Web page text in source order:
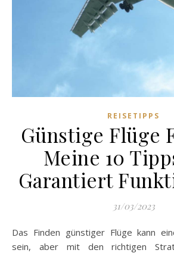
REISETIPPS
Günstige Flüge
Meine 10
Garantiert
31/03/2023
Das Finden günstiger Flüge kann eine Herausforderung
sein, aber mit den richtigen